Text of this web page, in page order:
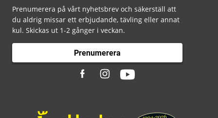
Prenumerera på vårt nyhetsbrev och säkerställ att
du aldrig missar ett erbjudande, tävling eller annat
kul. Skickas ut 1-2 gånger i veckan.
Prenumerera